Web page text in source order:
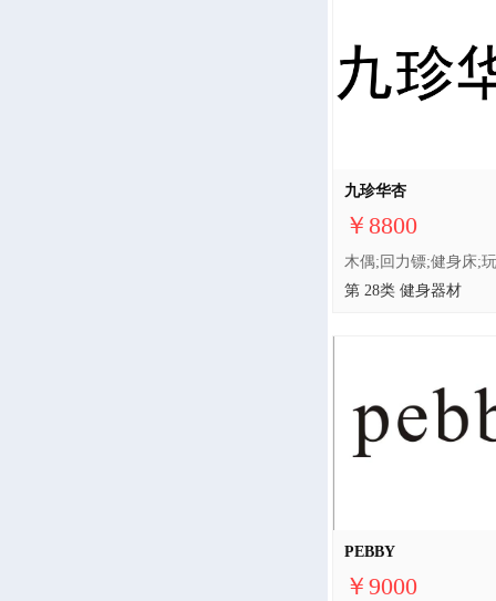
九珍华杏
￥8800
第 28类 健身器材
PEBBY
￥9000